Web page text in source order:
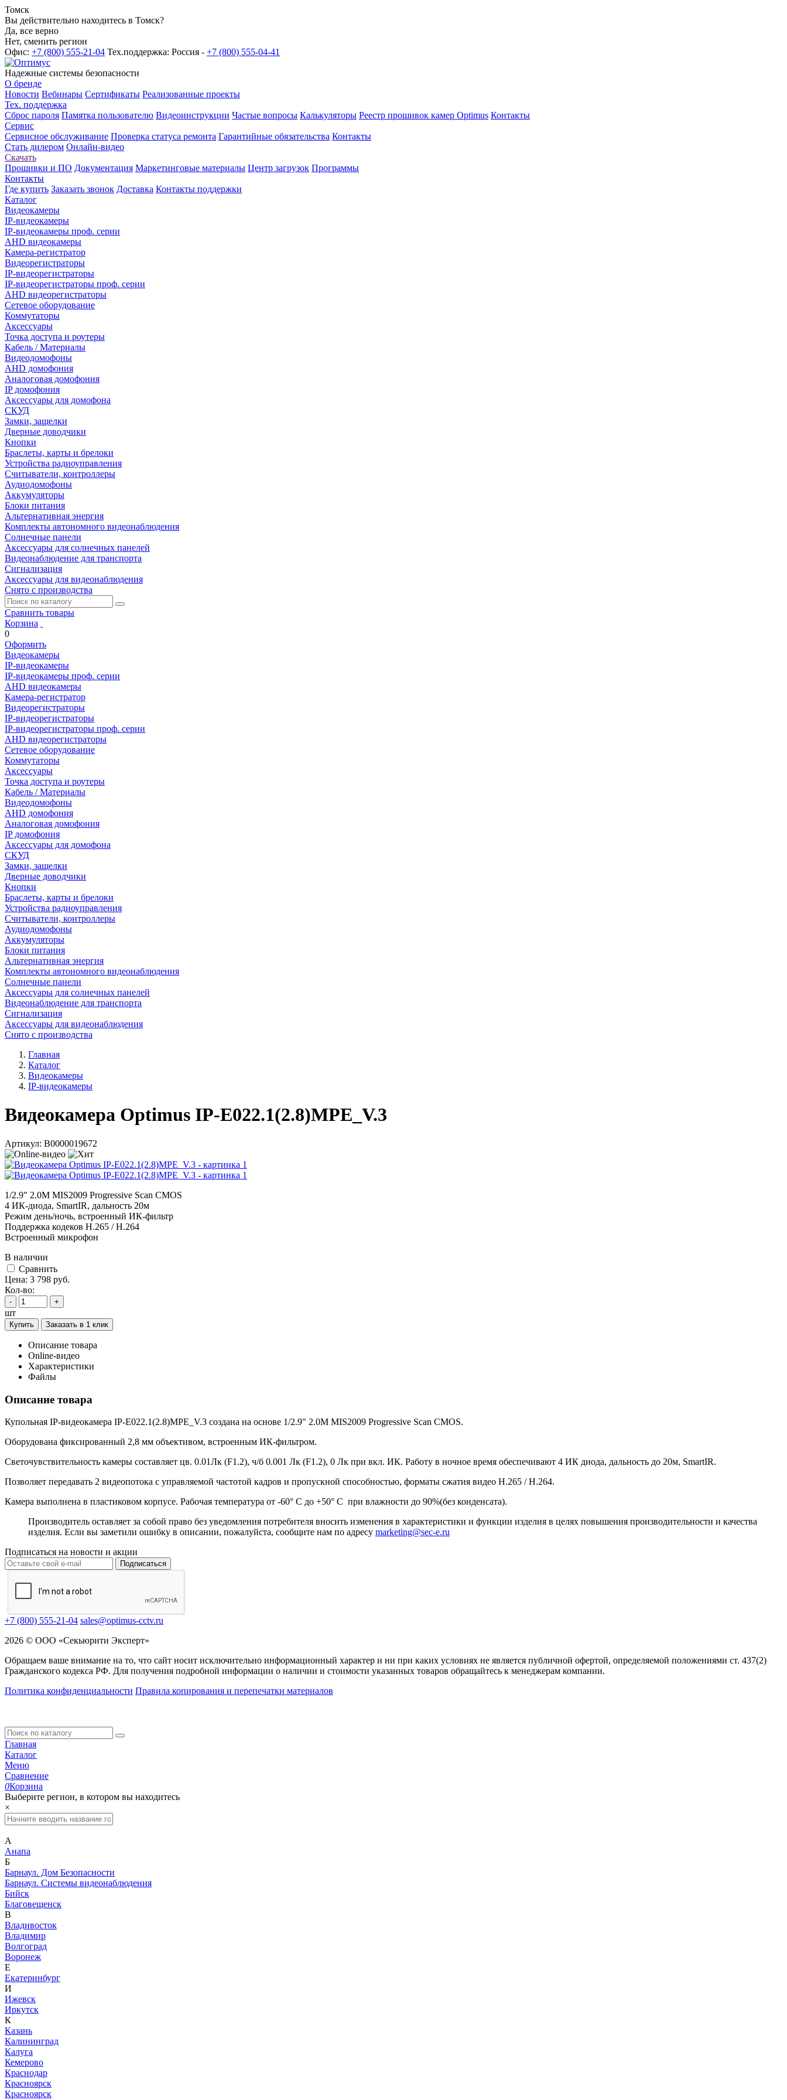
Томск
Вы действительно находитесь в Томск?
Да, все верно
Нет, сменить регион
Офис: +7 (800) 555-21-04 Тех.поддержка: Россия - +7 (800) 555-04-41
Надежные системы безопасности
О бренде
Новости Вебинары Сертификаты Реализованные проекты
Тех. поддержка
Сброс пароля Памятка пользователю Видеоинструкции Частые вопросы Калькуляторы Реестр прошивок камер Optimus Контакты
Сервис
Сервисное обслуживание Проверка статуса ремонта Гарантийные обязательства Контакты
Стать дилером Онлайн-видео
Скачать
Прошивки и ПО Документация Маркетинговые материалы Центр загрузок Программы
Контакты
Где купить Заказать звонок Доставка Контакты поддержки
Каталог
Видеокамеры
IP-видеокамеры
IP-видеокамеры проф. серии
AHD видеокамеры
Камера-регистратор
Видеорегистраторы
IP-видеорегистраторы
IP-видеорегистраторы проф. серии
AHD видеорегистраторы
Сетевое оборудование
Коммутаторы
Аксессуары
Точка доступа и роутеры
Кабель / Материалы
Видеодомофоны
AHD домофония
Аналоговая домофония
IP домофония
Аксессуары для домофона
СКУД
Замки, защелки
Дверные доводчики
Кнопки
Браслеты, карты и брелоки
Устройства радиоуправления
Считыватели, контроллеры
Аудиодомофоны
Аккумуляторы
Блоки питания
Альтернативная энергия
Комплекты автономного видеонаблюдения
Солнечные панели
Аксессуары для солнечных панелей
Видеонаблюдение для транспорта
Сигнализация
Аксессуары для видеонаблюдения
Снято с производства
Сравнить товары
Корзина
0
Оформить
Видеокамеры
IP-видеокамеры
IP-видеокамеры проф. серии
AHD видеокамеры
Камера-регистратор
Видеорегистраторы
IP-видеорегистраторы
IP-видеорегистраторы проф. серии
AHD видеорегистраторы
Сетевое оборудование
Коммутаторы
Аксессуары
Точка доступа и роутеры
Кабель / Материалы
Видеодомофоны
AHD домофония
Аналоговая домофония
IP домофония
Аксессуары для домофона
СКУД
Замки, защелки
Дверные доводчики
Кнопки
Браслеты, карты и брелоки
Устройства радиоуправления
Считыватели, контроллеры
Аудиодомофоны
Аккумуляторы
Блоки питания
Альтернативная энергия
Комплекты автономного видеонаблюдения
Солнечные панели
Аксессуары для солнечных панелей
Видеонаблюдение для транспорта
Сигнализация
Аксессуары для видеонаблюдения
Снято с производства
Главная
Каталог
Видеокамеры
IP-видеокамеры
Видеокамера Optimus IP-E022.1(2.8)MPE_V.3
Артикул: В0000019672
1/2.9" 2.0M MIS2009 Progressive Scan CMOS
4 ИК-диода, SmartIR, дальность 20м
Режим день/ночь, встроенный ИК-фильтр
Поддержка кодеков H.265 / H.264
Встроенный микрофон
В наличии
Cравнить
Цена: 3 798 руб.
Кол-во:
- +
шт
Купить Заказать в 1 клик
Описание товара
Online-видео
Характеристики
Файлы
Описание товара
Купольная IP-видеокамера IP-E022.1(2.8)MPE_V.3 создана на основе 1/2.9" 2.0M MIS2009 Progressive Scan CMOS.
Оборудована фиксированный 2,8 мм объективом, встроенным ИК-фильтром.
Светочувствительность камеры составляет цв. 0.01Лк (F1.2), ч/б 0.001 Лк (F1.2), 0 Лк при вкл. ИК. Работу в ночное время обеспечивают 4 ИК диода, дальность до 20м, SmartIR.
Позволяет передавать 2 видеопотока с управляемой частотой кадров и пропускной способностью, форматы сжатия видео H.265 / H.264.
Камера выполнена в пластиковом корпусе. Рабочая температура от -60° С до +50° С при влажности до 90%(без конденсата).
Производитель оставляет за собой право без уведомления потребителя вносить изменения в характеристики и функции изделия в целях повышения производительности и качества
изделия. Если вы заметили ошибку в описании, пожалуйста, сообщите нам по адресу marketing@sec-e.ru
Подписаться на новости и акции
Подписаться
+7 (800) 555-21-04 sales@optimus-cctv.ru
2026 © ООО «Секьюрити Эксперт»
Обращаем ваше внимание на то, что сайт носит исключительно информационный характер и ни при каких условиях не является публичной офертой, определяемой положениями ст. 437(2)
Гражданского кодекса РФ. Для получения подробной информации о наличии и стоимости указанных товаров обращайтесь к менеджерам компании.
Политика конфиденциальности Правила копирования и перепечатки материалов
Главная
Каталог
Меню
Сравнение
0Корзина
Выберите регион, в котором вы находитесь
×
А
Анапа
Б
Барнаул. Дом Безопасности
Барнаул. Системы видеонаблюдения
Бийск
Благовещенск
В
Владивосток
Владимир
Волгоград
Воронеж
Е
Екатеринбург
И
Ижевск
Иркутск
К
Казань
Калининград
Калуга
Кемерово
Краснодар
Красноярск
Красноярск